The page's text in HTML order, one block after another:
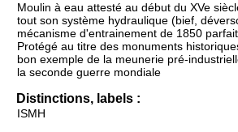
Moulin à eau attesté au début du XVe
tout son système hydraulique (bief,
mécanisme d'entrainement de 1850
Protégé au titre des monuments
bon exemple de la meunerie pré-
la seconde guerre mondiale
Distinctions, labels :
ISMH